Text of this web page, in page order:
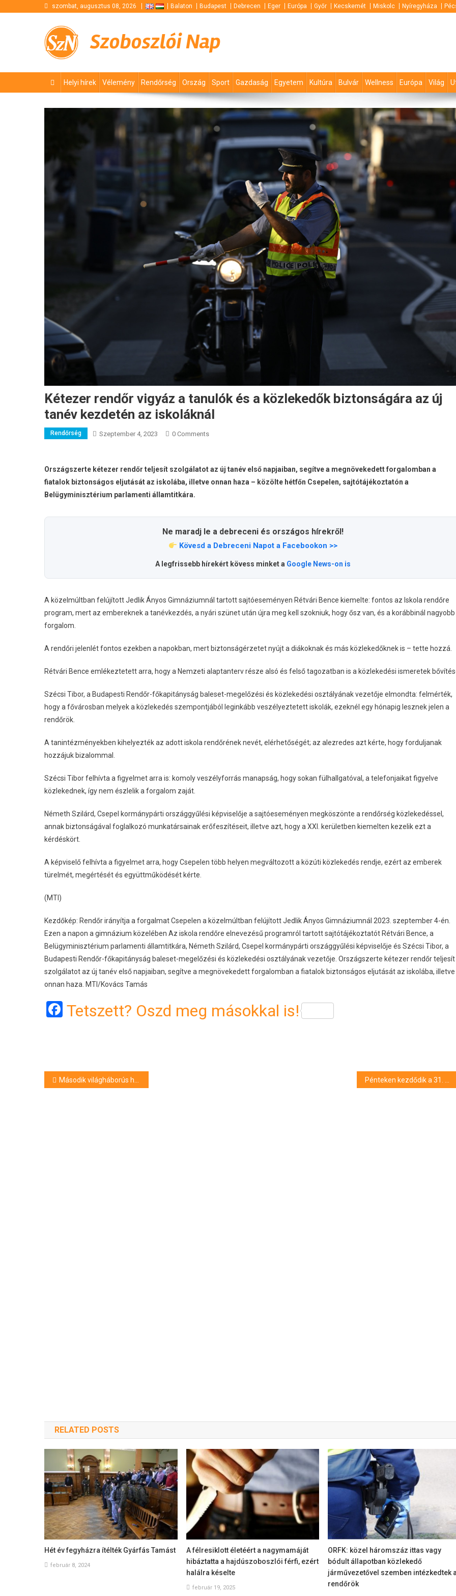
szombat, augusztus 08, 2026 Balaton Budapest Debrecen Eger Európa Győr Kecskemét Miskolc Nyíregyháza
Szoboszlói Nap
Helyi hírek Vélemény Rendőrség Ország Sport Gazdaság Egyetem Kultúra Bulvár Wellness Európa Világ
Kétezer rendőr vigyáz a tanulók és a közlekedők biztonságára az új
tanév kezdetén az iskoláknál
Rendőrség Szeptember 4, 2023 0 Comments
Országszerte kétezer rendőr teljesít szolgálatot az új tanév első napjaiban, segítve a megnövekedett forgalomban a
fiatalok biztonságos eljutását az iskolába, illetve onnan haza – közölte hétfőn Csepelen, sajtótájékoztatón a
Belügyminisztérium parlamenti államtitkára.
Ne maradj le a debreceni és országos hírekről!
Kövesd a Debreceni Napot a Facebookon >>
A legfrissebb hírekért kövess minket a Google News-on is
A közelmúltban felújított Jedlik Ányos Gimnáziumnál tartott sajtóeseményen Rétvári Bence kiemelte: fontos az Iskola rendőre
program, mert az embereknek a tanévkezdés, a nyári szünet után újra meg kell szokniuk, hogy ősz van, és a korábbinál nagyobb
forgalom.
A rendőri jelenlét fontos ezekben a napokban, mert biztonságérzetet nyújt a diákoknak és más közlekedőknek is – tette hozzá.
Rétvári Bence emlékeztetett arra, hogy a Nemzeti alaptanterv része alsó és felső tagozatban is a közlekedési ismeretek
Szécsi Tibor, a Budapesti Rendőr-főkapitányság baleset-megelőzési és közlekedési osztályának vezetője elmondta: felmérték,
hogy a fővárosban melyek a közlekedés szempontjából leginkább veszélyeztetett iskolák, ezeknél egy hónapig lesznek jelen a
rendőrök.
A tanintézményekben kihelyezték az adott iskola rendőrének nevét, elérhetőségét; az alezredes azt kérte, hogy forduljanak
hozzájuk bizalommal.
Szécsi Tibor felhívta a figyelmet arra is: komoly veszélyforrás manapság, hogy sokan fülhallgatóval, a telefonjaikat figyelve
közlekednek, így nem észlelik a forgalom zaját.
Németh Szilárd, Csepel kormánypárti országgyűlési képviselője a sajtóeseményen megköszönte a rendőrség közlekedéssel,
annak biztonságával foglalkozó munkatársainak erőfeszítéseit, illetve azt, hogy a XXI. kerületben kiemelten kezelik ezt a
kérdéskört.
A képviselő felhívta a figyelmet arra, hogy Csepelen több helyen megváltozott a közúti közlekedés rendje, ezért az emberek
türelmét, megértését és együttműködését kérte.
(MTI)
Kezdőkép: Rendőr irányítja a forgalmat Csepelen a közelmúltban felújított Jedlik Ányos Gimnáziumnál 2023. szeptember 4-én.
Ezen a napon a gimnázium közelében Az iskola rendőre elnevezésű programról tartott sajtótájékoztatót Rétvári Bence, a
Belügyminisztérium parlamenti államtitkára, Németh Szilárd, Csepel kormánypárti országgyűlési képviselője és Szécsi Tibor, a
Budapesti Rendőr-főkapitányság baleset-megelőzési és közlekedési osztályának vezetője. Országszerte kétezer rendőr teljesít
szolgálatot az új tanév első napjaiban, segítve a megnövekedett forgalomban a fiatalok biztonságos eljutását az iskolába, illetve
onnan haza. MTI/Kovács Tamás
Facebook
Tetszett? Oszd meg másokkal is!
Bejegyzés
Második világháborús hősi halottakat exhumáltak Mogyoródon
RELATED POSTS
Hét év fegyházra ítélték Gyárfás Tamást
február 8, 2024
A félresiklott életéért a nagymamáját
hibáztatta a hajdúszoboszlói férfi, ezért
halálra késelte
február 19, 2025
ORFK: közel háromszáz ittas vagy
bódult állapotban közlekedő
járművezetővel szemben intézkedtek
rendőrök